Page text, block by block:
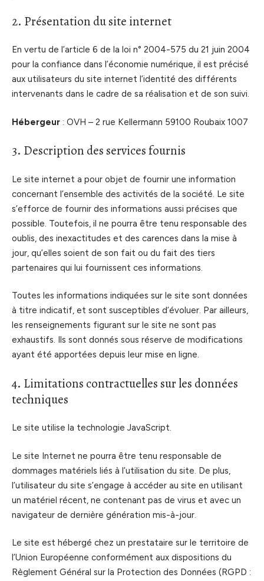
2. Présentation du site internet
En vertu de l’article 6 de la loi n° 2004-575 du 21 juin 2004
pour la confiance dans l’économie numérique, il est précisé
aux utilisateurs du site internet l’identité des différents
intervenants dans le cadre de sa réalisation et de son suivi.
Hébergeur : OVH – 2 rue Kellermann 59100 Roubaix 1007
3. Description des services fournis
Le site internet a pour objet de fournir une information
concernant l’ensemble des activités de la société. Le site
s’efforce de fournir des informations aussi précises que
possible. Toutefois, il ne pourra être tenu responsable des
oublis, des inexactitudes et des carences dans la mise à
jour, qu’elles soient de son fait ou du fait des tiers
partenaires qui lui fournissent ces informations.
Toutes les informations indiquées sur le site sont données
à titre indicatif, et sont susceptibles d’évoluer. Par ailleurs,
les renseignements figurant sur le site ne sont pas
exhaustifs. Ils sont donnés sous réserve de modifications
ayant été apportées depuis leur mise en ligne.
4. Limitations contractuelles sur les données
techniques
Le site utilise la technologie JavaScript.
Le site Internet ne pourra être tenu responsable de
dommages matériels liés à l’utilisation du site. De plus,
l’utilisateur du site s’engage à accéder au site en utilisant
un matériel récent, ne contenant pas de virus et avec un
navigateur de dernière génération mis-à-jour.
Le site est hébergé chez un prestataire sur le territoire de
l’Union Européenne conformément aux dispositions du
Règlement Général sur la Protection des Données (RGPD :